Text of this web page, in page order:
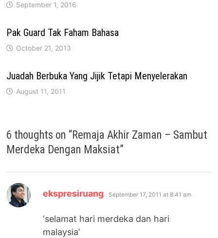
September 1, 2016
Pak Guard Tak Faham Bahasa
October 21, 2013
Juadah Berbuka Yang Jijik Tetapi Menyelerakan
August 11, 2011
6 thoughts on “Remaja Akhir Zaman – Sambut
Merdeka Dengan Maksiat”
ekspresiruang says:
September 17, 2011 at 8:41 am
‘selamat hari merdeka dan hari
malaysia’